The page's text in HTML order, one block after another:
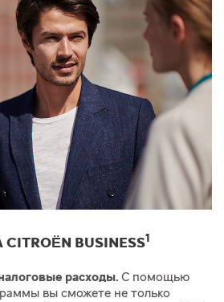
BUSINESS1
расходы. С помощью
вы сможете не только